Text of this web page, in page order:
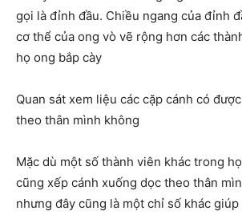
gọi là đỉnh đầu. Chiều ngang của đỉnh
cơ thể của ong vò vẽ rộng hơn các
họ ong bắp cày
Quan sát xem liệu các cặp cánh có
theo thân mình không
Mặc dù một số thành viên khác trong
cũng xếp cánh xuống dọc theo thân
nhưng đây cũng là một chỉ số khác